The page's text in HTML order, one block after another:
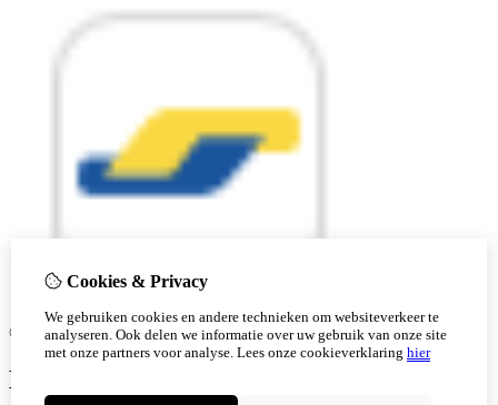
© Copyright 2026 |
Cookies & Privacy
We gebruiken cookies en andere technieken om websiteverkeer te
analyseren. Ook delen we informatie over uw gebruik van onze site
met onze partners voor analyse. Lees onze cookieverklaring hier
Ben je 18 of ouder?